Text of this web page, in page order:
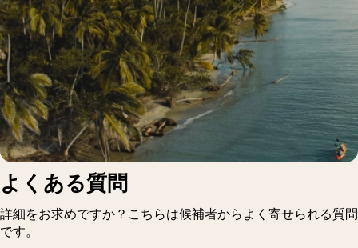
よくある質問
詳細をお求めですか？こちらは候補者からよく寄せられる質問
です。